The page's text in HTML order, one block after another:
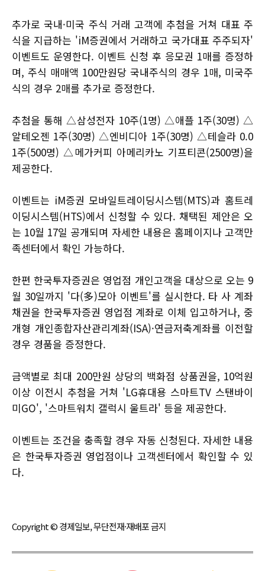
추가로 국내·미국 주식 거래 고객에 추첨을 거쳐 대표 주
식을 지급하는 'iM증권에서 거래하고 국가대표 주주되자'
이벤트도 운영한다. 이벤트 신청 후 응모권 1매를 증정하
며, 주식 매매액 100만원당 국내주식의 경우 1매, 미국주
식의 경우 2매를 추가로 증정한다.
추첨을 통해 △삼성전자 10주(1명) △애플 1주(30명) △
알테오젠 1주(30명) △엔비디아 1주(30명) △테슬라 0.0
1주(500명) △메가커피 아메리카노 기프티콘(2500명)을
제공한다.
이벤트는 iM증권 모바일트레이딩시스템(MTS)과 홈트레
이딩시스템(HTS)에서 신청할 수 있다. 채택된 제안은 오
는 10월 17일 공개되며 자세한 내용은 홈페이지나 고객만
족센터에서 확인 가능하다.
한편 한국투자증권은 영업점 개인고객을 대상으로 오는 9
월 30일까지 '다(多)모아 이벤트'를 실시한다. 타 사 계좌
채권을 한국투자증권 영업점 계좌로 이체 입고하거나, 중
개형 개인종합자산관리계좌(ISA)·연금저축계좌를 이전할
경우 경품을 증정한다.
금액별로 최대 200만원 상당의 백화점 상품권을, 10억원
이상 이전시 추첨을 거쳐 'LG휴대용 스마트TV 스탠바이
미GO', '스마트워치 갤럭시 울트라' 등을 제공한다.
이벤트는 조건을 충족할 경우 자동 신청된다. 자세한 내용
은 한국투자증권 영업점이나 고객센터에서 확인할 수 있
다.
Copyright © 경제일보, 무단전재·재배포 금지